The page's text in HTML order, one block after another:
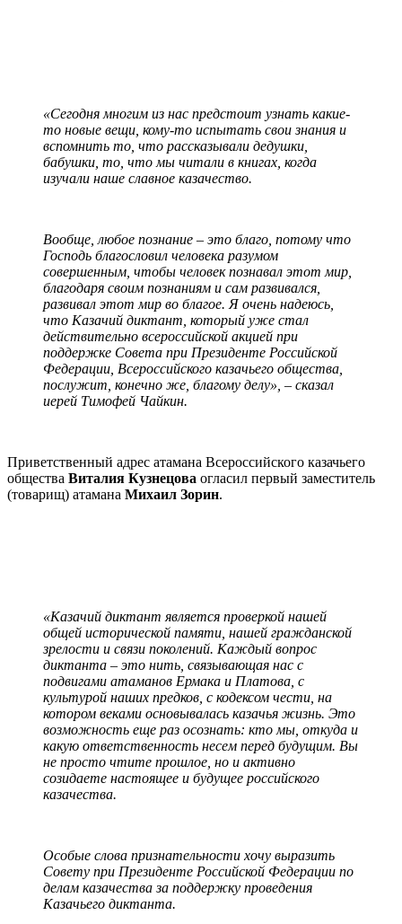
«Сегодня многим из нас предстоит узнать какие-
то новые вещи, кому-то испытать свои знания и
вспомнить то, что рассказывали дедушки,
бабушки, то, что мы читали в книгах, когда
изучали наше славное казачество.
Вообще, любое познание – это благо, потому что
Господь благословил человека разумом
совершенным, чтобы человек познавал этот мир,
благодаря своим познаниям и сам развивался,
развивал этот мир во благое. Я очень надеюсь,
что Казачий диктант, который уже стал
действительно всероссийской акцией при
поддержке Совета при Президенте Российской
Федерации, Всероссийского казачьего общества,
послужит, конечно же, благому делу», – сказал
иерей Тимофей Чайкин.
Приветственный адрес атамана Всероссийского казачьего
общества Виталия Кузнецова огласил первый заместитель
(товарищ) атамана Михаил Зорин.
«Казачий диктант является проверкой нашей
общей исторической памяти, нашей гражданской
зрелости и связи поколений. Каждый вопрос
диктанта – это нить, связывающая нас с
подвигами атаманов Ермака и Платова, с
культурой наших предков, с кодексом чести, на
котором веками основывалась казачья жизнь. Это
возможность еще раз осознать: кто мы, откуда и
какую ответственность несем перед будущим. Вы
не просто чтите прошлое, но и активно
созидаете настоящее и будущее российского
казачества.
Особые слова признательности хочу выразить
Совету при Президенте Российской Федерации по
делам казачества за поддержку проведения
Казачьего диктанта.